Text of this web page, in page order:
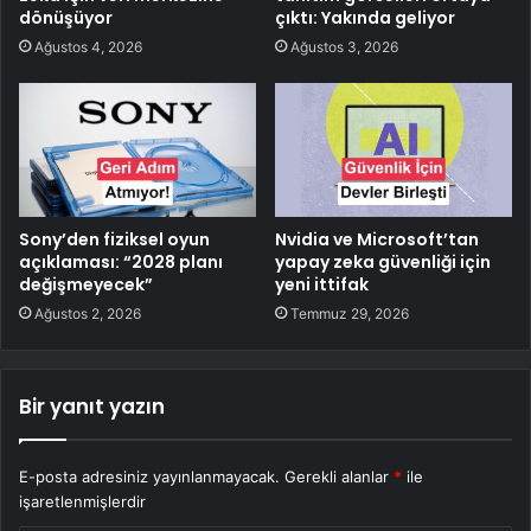
dönüşüyor
Ağustos 4, 2026
çıktı: Yakında geliyor
Ağustos 3, 2026
Sony’den fiziksel oyun
açıklaması: “2028 planı
değişmeyecek”
Ağustos 2, 2026
Nvidia ve Microsoft’tan
yapay zeka güvenliği için
yeni ittifak
Temmuz 29, 2026
Bir yanıt yazın
E-posta adresiniz yayınlanmayacak. Gerekli alanlar * ile
işaretlenmişlerdir